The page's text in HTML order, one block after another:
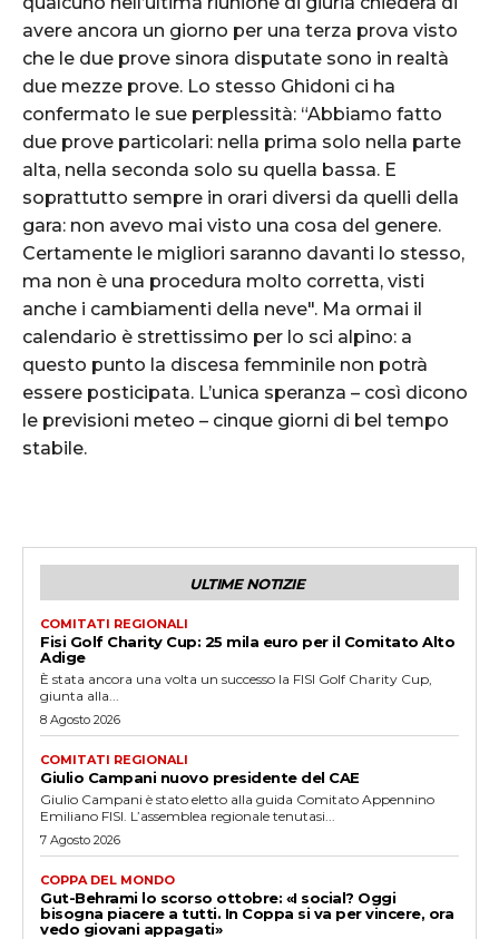
avere ancora un giorno per una terza prova visto
che le due prove sinora disputate sono in realtà
due mezze prove. Lo stesso Ghidoni ci ha
confermato le sue perplessità: “Abbiamo fatto
due prove particolari: nella prima solo nella parte
alta, nella seconda solo su quella bassa. E
soprattutto sempre in orari diversi da quelli della
gara: non avevo mai visto una cosa del genere.
Certamente le migliori saranno davanti lo stesso,
ma non è una procedura molto corretta, visti
anche i cambiamenti della neve". Ma ormai il
calendario è strettissimo per lo sci alpino: a
questo punto la discesa femminile non potrà
essere posticipata. L’unica speranza – così dicono
le previsioni meteo – cinque giorni di bel tempo
stabile.
ULTIME NOTIZIE
COMITATI REGIONALI
Fisi Golf Charity Cup: 25 mila euro per il Comitato Alto
Adige
È stata ancora una volta un successo la FISI Golf Charity Cup,
giunta alla...
8 Agosto 2026
COMITATI REGIONALI
Giulio Campani nuovo presidente del CAE
Giulio Campani è stato eletto alla guida Comitato Appennino
Emiliano FISI. L’assemblea regionale tenutasi...
7 Agosto 2026
COPPA DEL MONDO
Gut-Behrami lo scorso ottobre: «I social? Oggi
bisogna piacere a tutti. In Coppa si va per vincere, ora
vedo giovani appagati»